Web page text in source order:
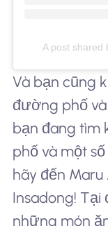
A post shared
Và bạn cũng
đường phố và
bạn đang tìm
phố và một
hãy đến Maru
Insadong! Tại
những món